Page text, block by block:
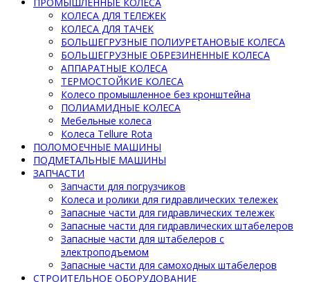
КОЛЕСА ДЛЯ ТЕЛЕЖЕК
КОЛЕСА ДЛЯ ТАЧЕК
БОЛЬШЕГРУЗНЫЕ ПОЛИУРЕТАНОВЫЕ КОЛЕСА
БОЛЬШЕГРУЗНЫЕ ОБРЕЗИНЕННЫЕ КОЛЕСА
АППАРАТНЫЕ КОЛЕСА
ТЕРМОСТОЙКИЕ КОЛЕСА
Колесо промышленное без кронштейна
ПОЛИАМИДНЫЕ КОЛЕСА
Мебельные колеса
Колеса Tellure Rota
ПОЛОМОЕЧНЫЕ МАШИНЫ
ПОДМЕТАЛЬНЫЕ МАШИНЫ
ЗАПЧАСТИ
Запчасти для погрузчиков
Колеса и ролики для гидравлических тележек
Запасные части для гидравлических тележек
Запасные части для гидравлических штабелеров
Запасные части для штабелеров с
электроподъемом
Запасные части для самоходных штабелеров
СТРОИТЕЛЬНОЕ ОБОРУДОВАНИЕ